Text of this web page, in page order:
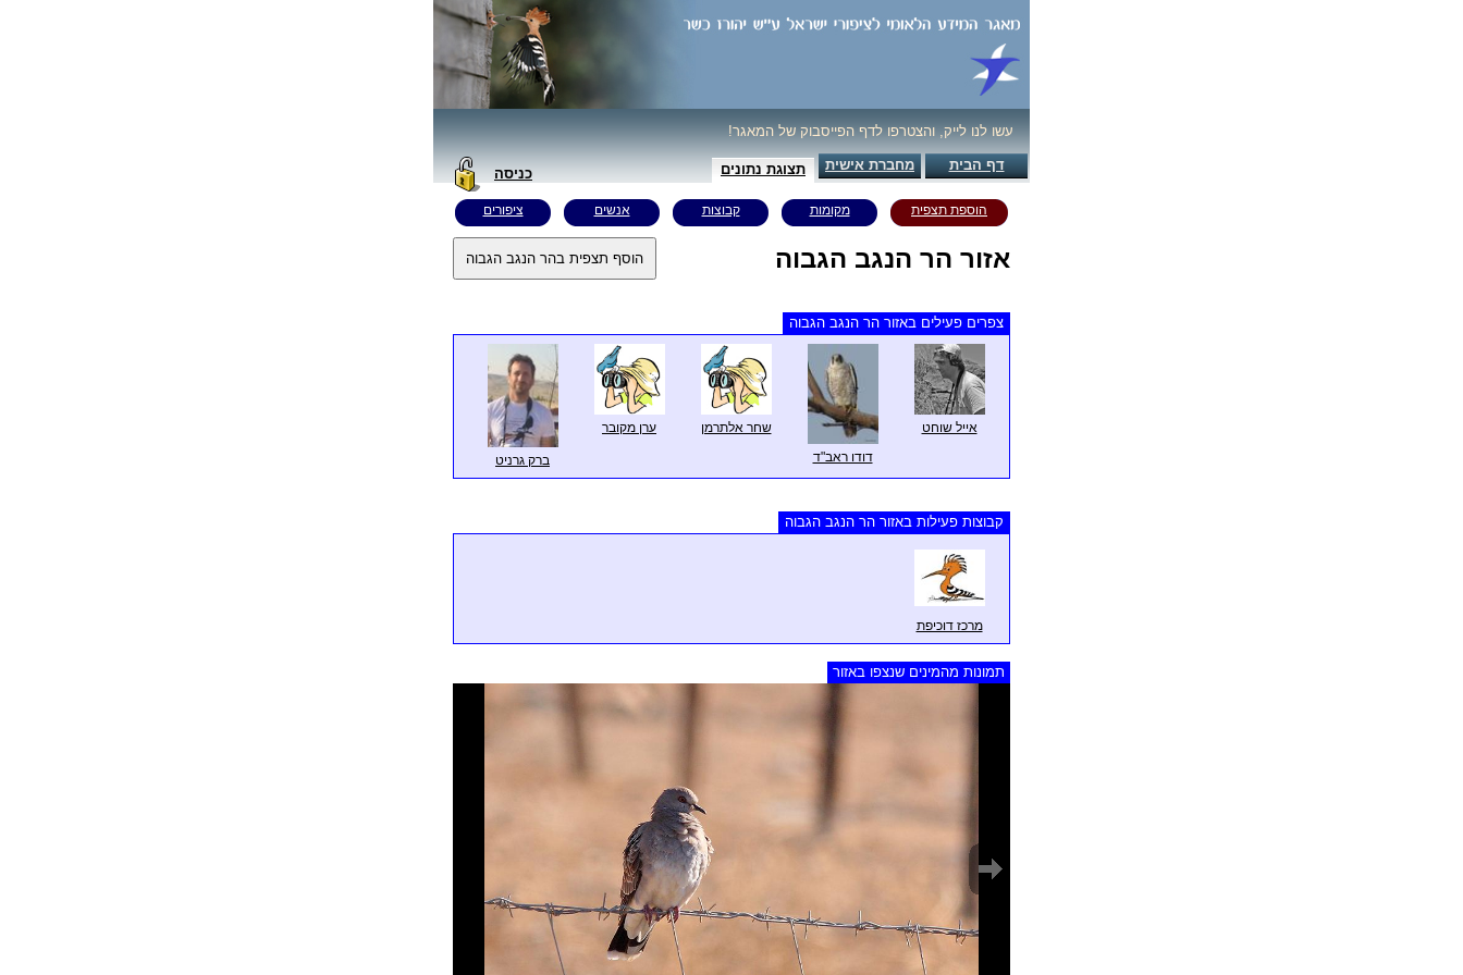
עשו לנו לייק, והצטרפו לדף הפייסבוק של המאגר!
דף הבית מחברת אישית תצוגת נתונים כניסה
הוספת תצפית מקומות קבוצות אנשים ציפורים
אזור הר הנגב הגבוה
צפרים פעילים באזור הר הנגב הגבוה
אייל שוחט
דודו ראב"ד
שחר אלתרמן ערן מקובר
ברק גרניט
קבוצות פעילות באזור הר הנגב הגבוה
מרכז דוכיפת
תמונות מהמינים שנצפו באזור